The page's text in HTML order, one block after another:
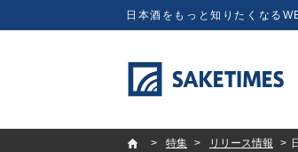
日本酒をもっと知りたくなる
SAKETIMES
特集
リリース情報